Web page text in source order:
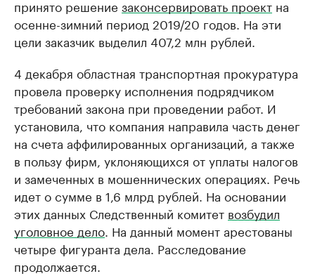
принято решение законсервировать проект на
осенне-зимний период 2019/20 годов. На эти
цели заказчик выделил 407,2 млн рублей.
4 декабря областная транспортная прокуратура
провела проверку исполнения подрядчиком
требований закона при проведении работ. И
установила, что компания направила часть денег
на счета аффилированных организаций, а также
в пользу фирм, уклоняющихся от уплаты налогов
и замеченных в мошеннических операциях. Речь
идет о сумме в 1,6 млрд рублей. На основании
этих данных Следственный комитет возбудил
уголовное дело. На данный момент арестованы
четыре фигуранта дела. Расследование
продолжается.